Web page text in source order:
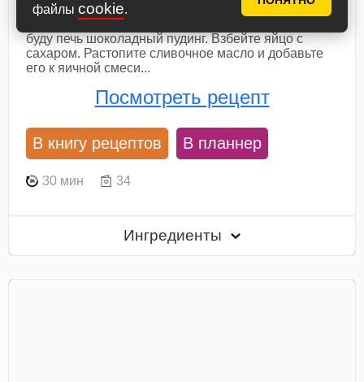
файлы cookie.
Соберите по списку все продукты для
приготовления пудинга в аэрогриле. Сегодня я
буду печь шоколадный пудинг. Взбейте яйцо с
сахаром. Растопите сливочное масло и добавьте
его к яичной смеси...
Посмотреть рецепт
В книгу рецептов В планнер
30 мин 34
Ингредиенты